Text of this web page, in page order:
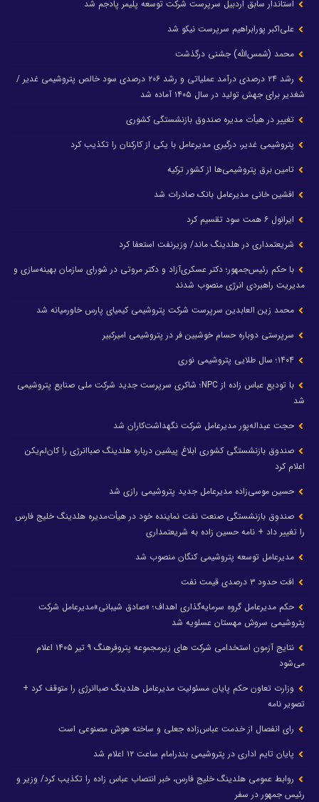
استاندار سابق اردبیل سرپرست شرکت توسعه پلیمر پادجم شد
علی‌اکبر پورابراهیم سرپرست نیکو شد
محمد (شمس‌الله) جشنی درگذشت
رشد ۲۴ درصدی درآمد عملیاتی و رشد ۲۰۶ درصدی سود خالص پتروشیمی غدیر /
شغدیر برای جهش تولید در سال ۱۴۰۵ آماده شد
تغییر در هیأت مدیره صندوق بازنشستگی کشوری
پتروشیمی غدیر، درگیری مدیرعامل با یکی از کارکنان را تکذیب کرد
تامین برق پتروشیمی‌ها از کشور ترکیه
افشین خانی مدیرعامل بانک صادرات شد
ایرانول ۶ همت سود تقسیم کرد
شریعتمداری در هلدینگ ماند/ وزیرنفت استعفا کرد
با حکم رئیس‌جمهور؛ دکتر عسکری‌آزاد و دکتر مروتی در شورای سازمان بهینه‌سازی و
مدیریت راهبردی انرژی منصوب شدند
محمد زین العابدین سرپرست شرکت پتروشیمی کیمیای پارس خاورمیانه شد
سرپرستی دوباره حسام خوشبین فر در پتروشیمی امیرکبیر
با تودیع عباس زاده از NPC؛ شاکری سرپرست جدید شرکت ملی صنایع پتروشیمی
شد
حجت عبداله‌پور مدیرعامل شرکت نگهداشت‌کاران شد
صندوق بازنشستگی کشوری ابلاغ پیشین درباره هلدینگ صباانرژی را کان‌لم‌یکن
اعلام کرد
حسین موسی‌زاده مدیرعامل جدید پتروشیمی رازی شد
صندوق بازنشستگی صنعت نفت نماینده خود در هیأت‌مدیره هلدینگ خلیج فارس
را تغییر داد + نامه حسین زاده به شریعتمداری
مدیرعامل توسعه پتروشیمی کنگان منصوب شد
افت حدود ۳ درصدی قیمت نفت
حکم مدیرعامل گروه سرمایه‌گذاری اهداف؛ «صادق شیبانی»مدیرعامل شرکت
پتروشیمی سروش مهستان عسلویه شد
نتایج آزمون استخدامی شرکت های زیرمجموعه پتروفرهنگ ۹ تیر ۱۴۰۵ اعلام
می‌شود
وزارت تعاون حکم پایان مسئولیت مدیرعامل هلدینگ صباانرژی را متوقف کرد +
تصویر نامه
رای انفصال از خدمت عباس‌زاده جعلی و ساخته هوش مصنوعی است
پایان تایم اداری در پتروشیمی بندرامام ساعت ۱۲ اعلام شد
روابط عمومی هلدینگ خلیج فارس، خبر انتصاب عباس زاده را تکذیب کرد/ وزیر و
رئیس جمهور در سفر